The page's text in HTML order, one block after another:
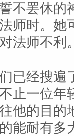
不罢休的
师时。她
法师不利
已经搜遍
止一位年
他的目的
能耐有多